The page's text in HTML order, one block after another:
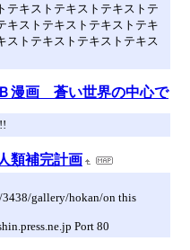
テキストテキストテキストテ
キストテキストテキストテキ
ストテキストテキストテキス
漫画 蒼い世界の中心で
類補完計画
/3438/gallery/hokan/on this
Port 80